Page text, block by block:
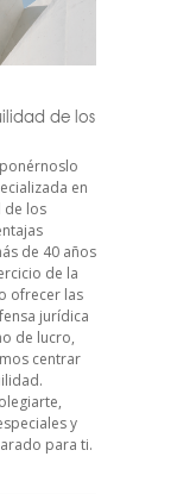
de los
en
de los
de 40 años
de la
ofrecer las
jurídica
de lucro,
centrar
y
para ti.